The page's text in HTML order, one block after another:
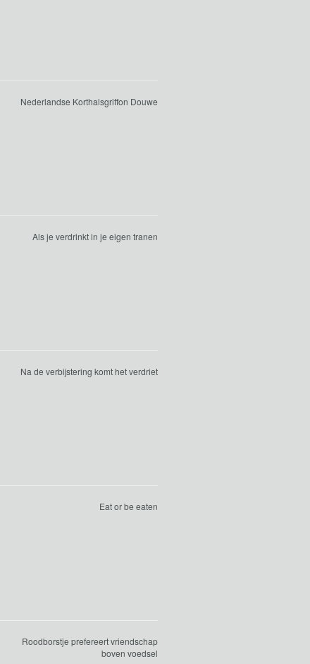
Nederlandse Korthalsgriffon Douwe
Als je verdrinkt in je eigen tranen
Na de verbijstering komt het verdriet
Eat or be eaten
Roodborstje prefereert vriendschap
boven voedsel